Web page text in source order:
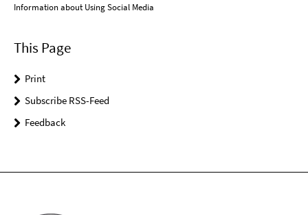
Information about Using Social Media
This Page
Print
Subscribe RSS-Feed
Feedback